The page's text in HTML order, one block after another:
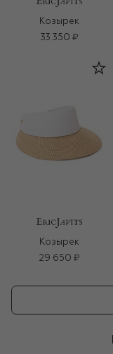
Козырек
33 350 ₽
Козырек
29 650 ₽